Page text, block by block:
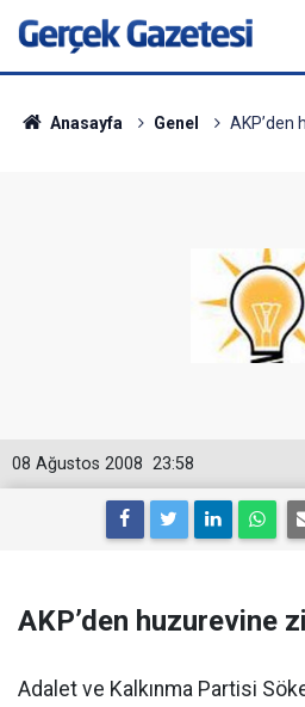
Anasayfa Genel AKP’den
23:58
08 Ağustos 2008
AKP’den huzurevine
Adalet ve Kalkınma Partisi